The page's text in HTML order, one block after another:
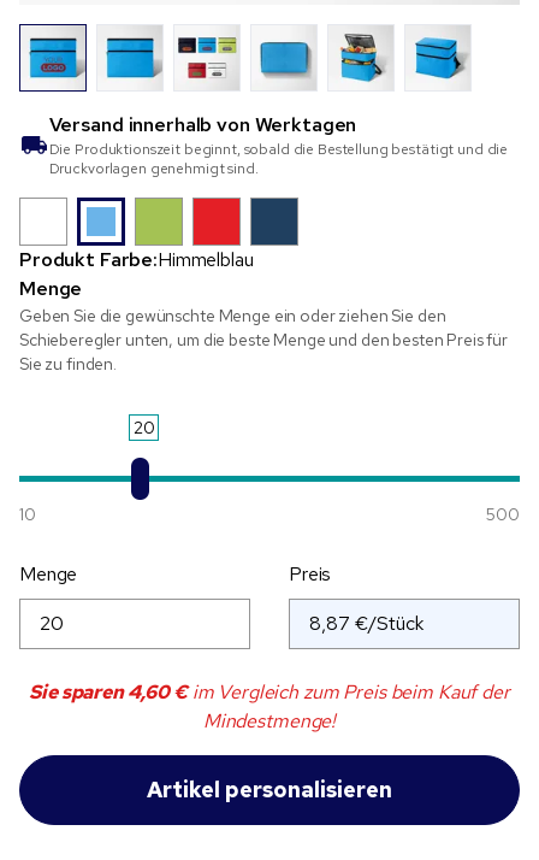
Versand innerhalb von Werktagen
Die Produktionszeit beginnt, sobald die Bestellung bestätigt und die
Druckvorlagen genehmigt sind.
Produkt Farbe:Himmelblau
Menge
Geben Sie die gewünschte Menge ein oder ziehen Sie den
Schieberegler unten, um die beste Menge und den besten Preis für
Sie zu finden.
20
10 500
Menge Preis
Sie sparen4,60 €im Vergleich zum Preis beim Kauf der
Mindestmenge!